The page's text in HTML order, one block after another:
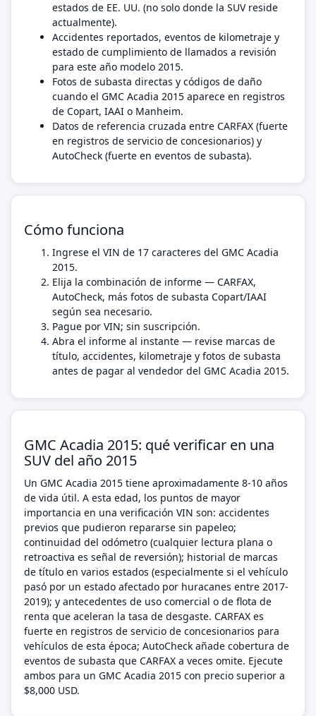
estados de EE. UU. (no solo donde la SUV reside
actualmente).
Accidentes reportados, eventos de kilometraje y
estado de cumplimiento de llamados a revisión
para este año modelo 2015.
Fotos de subasta directas y códigos de daño
cuando el GMC Acadia 2015 aparece en registros
de Copart, IAAI o Manheim.
Datos de referencia cruzada entre CARFAX (fuerte
en registros de servicio de concesionarios) y
AutoCheck (fuerte en eventos de subasta).
Cómo funciona
Ingrese el VIN de 17 caracteres del GMC Acadia
2015.
Elija la combinación de informe — CARFAX,
AutoCheck, más fotos de subasta Copart/IAAI
según sea necesario.
Pague por VIN; sin suscripción.
Abra el informe al instante — revise marcas de
título, accidentes, kilometraje y fotos de subasta
antes de pagar al vendedor del GMC Acadia 2015.
GMC Acadia 2015: qué verificar en una
SUV del año 2015
Un GMC Acadia 2015 tiene aproximadamente 8-10 años
de vida útil. A esta edad, los puntos de mayor
importancia en una verificación VIN son: accidentes
previos que pudieron repararse sin papeleo;
continuidad del odómetro (cualquier lectura plana o
retroactiva es señal de reversión); historial de marcas
de título en varios estados (especialmente si el vehículo
pasó por un estado afectado por huracanes entre 2017-
2019); y antecedentes de uso comercial o de flota de
renta que aceleran la tasa de desgaste. CARFAX es
fuerte en registros de servicio de concesionarios para
vehículos de esta época; AutoCheck añade cobertura de
eventos de subasta que CARFAX a veces omite. Ejecute
ambos para un GMC Acadia 2015 con precio superior a
$8,000 USD.